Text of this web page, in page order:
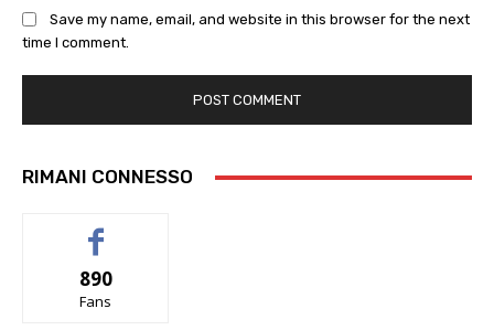
Save my name, email, and website in this browser for the next
time I comment.
RIMANI CONNESSO
890
Fans